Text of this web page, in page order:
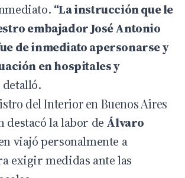
“La instrucción que le
embajador José Antonio
de inmediato apersonarse y
en hospitales y
del Interior en Buenos Aires
destacó la labor de Álvaro
viajó personalmente a
exigir medidas ante las